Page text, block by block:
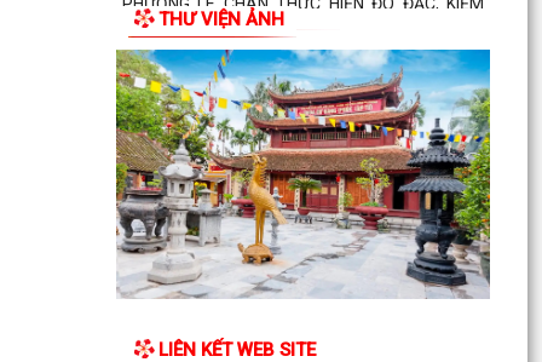
ĐỢT II NĂM 2026
PHƯỜNG LÊ CHÂN TỔ CHỨC HỘI NGHỊ LẤY Ý
KIẾN NHÂN DÂN VỀ ĐIỀU CHỈNH QUY HOẠCH DỰ
ÁN XÂY DỰNG TRƯỜNG...
PHƯỜNG LÊ CHÂN THAM DỰ PHIÊN HỌP TRỰC
TUYẾN THƯỜNG KỲ THÁNG 7 NĂM 2026.
QUYẾT ĐỊNH THÀNH LẬP TỔ CÔNG TÁC VỀ
PHÁT TRIỂN KHOA HỌC, CÔNG NGHỆ, ĐỔI MỚI
SÁNG TẠO VÀ CHUYỂN ĐỔI...
PHƯỜNG LÊ CHÂN TỔ CHỨC TẬP HUẤN KIẾN
THƯ VIỆN ẢNH
LIÊN KẾT WEB SITE